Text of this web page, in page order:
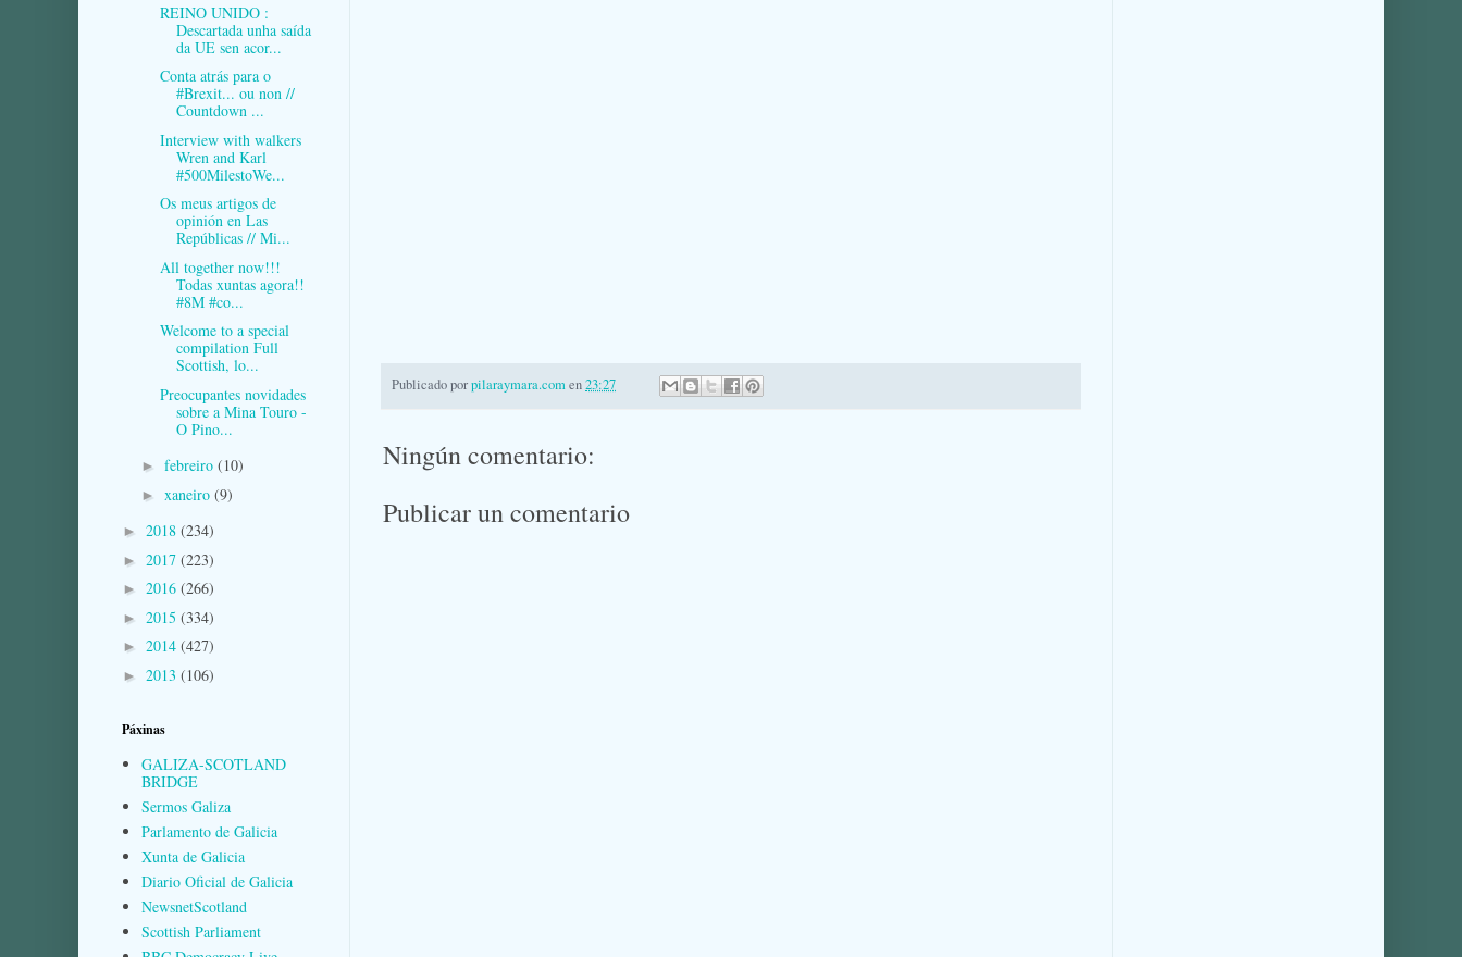
Publicado porpilaraymara.comen23:27
Ningún comentario:
Publicar un comentario
REINO UNIDO :
Descartada unha saída
da UE sen acor...
Conta atrás para o
#Brexit... ou non //
Countdown ...
Interview with walkers
Wren and Karl
#500MilestoWe...
Os meus artigos de
opinión en Las
Repúblicas // Mi...
All together now!!!
Todas xuntas agora!!
#8M #co...
Welcome to a special
compilation Full
Scottish, lo...
Preocupantes novidades
sobre a Mina Touro -
O Pino...
► febreiro (10)
► xaneiro (9)
► 2018 (234)
► 2017 (223)
► 2016 (266)
► 2015 (334)
► 2014 (427)
► 2013 (106)
Páxinas
GALIZA-SCOTLAND
BRIDGE
Sermos Galiza
Parlamento de Galicia
Xunta de Galicia
Diario Oficial de Galicia
NewsnetScotland
Scottish Parliament